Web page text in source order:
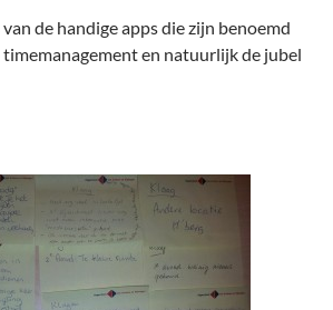
de handige apps die zijn benoemd
en natuurlijk de jubel